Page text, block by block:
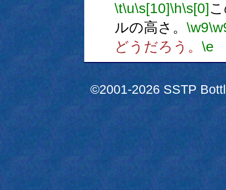
\t\u\s[10]\h\s[0]
ルの高さ。 \w9
どうだろう。 \e
©2001-2026 SSTP